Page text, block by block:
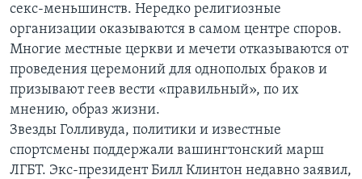
секс-меньшинств. Нередко религиозные
организации оказываются в самом центре споров.
Многие местные церкви и мечети отказываются от
проведения церемоний для однополых браков и
призывают геев вести «правильный», по их
мнению, образ жизни.
Звезды Голливуда, политики и известные
спортсмены поддержали вашингтонский марш
ЛГБТ. Экс-президент Билл Клинтон недавно заявил,